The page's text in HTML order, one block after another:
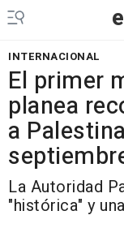
INTERNACIONAL
El primer
planea
a
La Autoridad
"histórica" y